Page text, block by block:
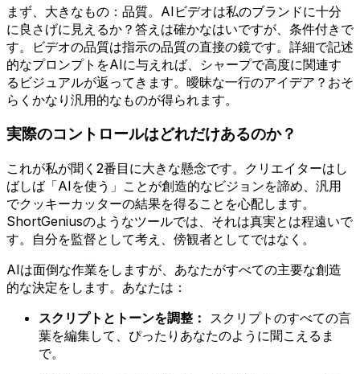
まず、大きなもの：品質。AIビデオは私のブランドに十分
に良さげに見えるか？答えは確かなはいですが、条件付きで
す。ビデオの品質は指示の品質の直接の鏡です。詳細で記述
的なプロンプトをAIに与えれば、シャープで高度に関連す
るビジュアルが返ってきます。曖昧な一行のアイデア？おそ
らくかなり汎用的なものが得られます。
実際のコントロールはどれだけあるのか？
これが私が聞く2番目に大きな懸念です。クリエイターはし
ばしば「AIを使う」ことが創造的なビジョンを諦め、汎用
でクッキーカッターの結果を得ることを心配します。
ShortGeniusのようなツールでは、それは真実とは程遠いで
す。自分を監督として考え、傍観者としてではなく。
AIは面倒な作業をしますが、あなたがすべての主要な創造
的な決定をします。あなたは：
スクリプトとトーンを調整：
スクリプトのすべての言
葉を編集して、ぴったりあなたのように聞こえるま
で。